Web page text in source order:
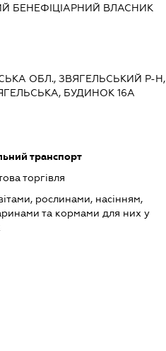
БЕНЕФІЦІАРНИЙ ВЛАСНИК
ОБЛ., ЗВЯГЕЛЬСЬКИЙ Р-Н,
БУДИНОК 16А
транспорт
торгівля
рослинами, насінням,
та кормами для них у